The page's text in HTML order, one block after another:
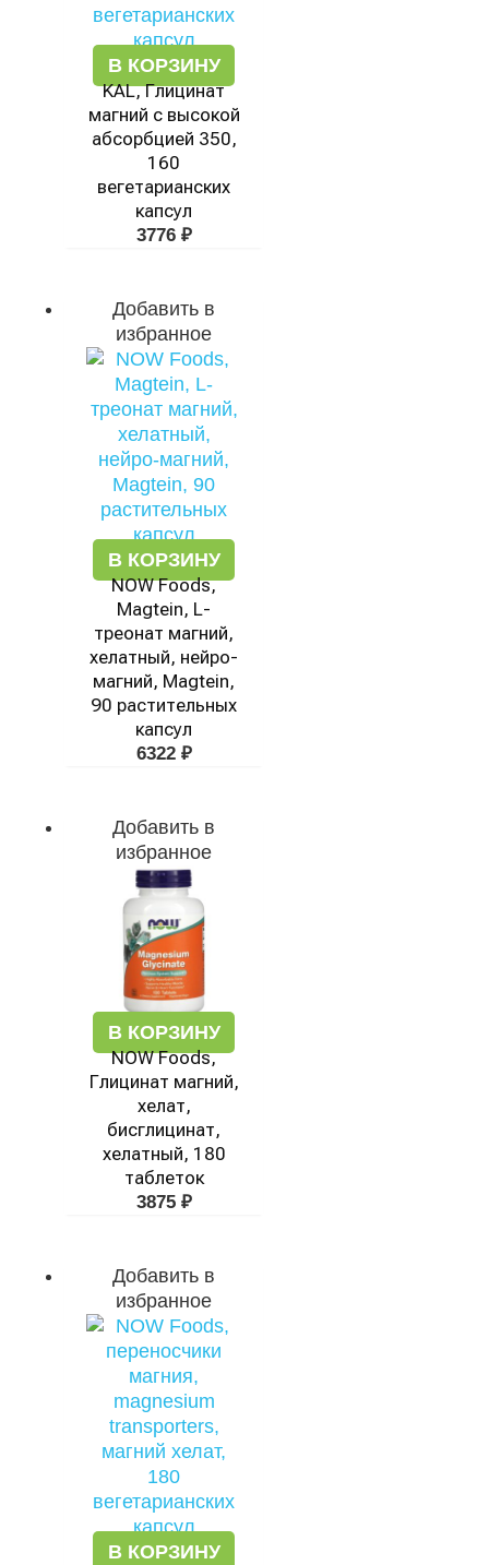
В КОРЗИНУ
KAL, Глицинат
магний с высокой
абсорбцией 350,
160
вегетарианских
капсул
3776 ₽
Добавить в
избранное
В КОРЗИНУ
NOW Foods,
Magtein, L-
треонат магний,
хелатный, нейро-
магний, Magtein,
90 растительных
капсул
6322 ₽
Добавить в
избранное
В КОРЗИНУ
NOW Foods,
Глицинат магний,
хелат,
бисглицинат,
хелатный, 180
таблеток
3875 ₽
Добавить в
избранное
В КОРЗИНУ